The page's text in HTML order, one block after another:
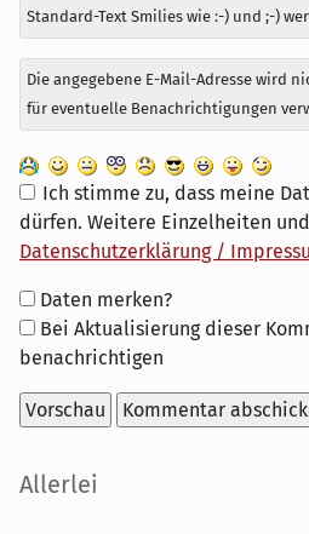
Standard-Text Smilies wie :-) und ;-)
Die angegebene E-Mail-Adresse wird
für eventuelle Benachrichtigungen
Ich stimme zu, dass meine
dürfen. Weitere Einzelheiten
Datenschutzerklärung /
Formular-
Optionen
Daten merken?
Bei Aktualisierung dieser
benachrichtigen
Seitenleiste
Allerlei